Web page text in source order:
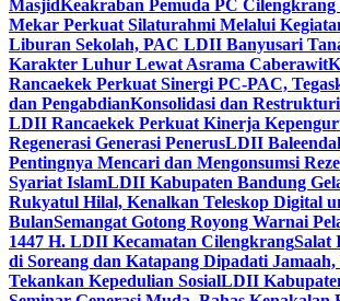
MasjidKeakraban Pemuda PC
Mekar Perkuat Silaturahmi Melalui
Liburan Sekolah, PAC LDII Banyusari
Karakter Luhur Lewat Asrama Caberawit
Rancaekek Perkuat Sinergi PC-PAC,
dan PengabdianKonsolidasi dan
LDII Rancaekek Perkuat Kinerja
Regenerasi Generasi PenerusLDII
Pentingnya Mencari dan Mengonsumsi
Syariat IslamLDII Kabupaten Bandung
Rukyatul Hilal, Kenalkan Teleskop Digital
BulanSemangat Gotong Royong Warnai
1447 H. LDII Kecamatan CilengkrangSalat
di Soreang dan Katapang Dipadati
Tekankan Kepedulian SosialLDII